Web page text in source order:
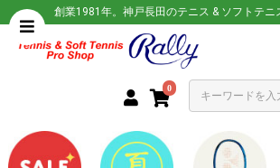
創業1981年。神戸長田のテニス & ソフトテニ
0